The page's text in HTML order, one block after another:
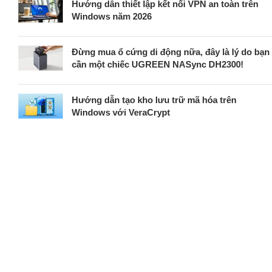
Hướng dẫn thiết lập kết nối VPN an toàn trên
Windows năm 2026
Đừng mua ổ cứng di động nữa, đây là lý do bạn
cần một chiếc UGREEN NASync DH2300!
Hướng dẫn tạo kho lưu trữ mã hóa trên
Windows với VeraCrypt